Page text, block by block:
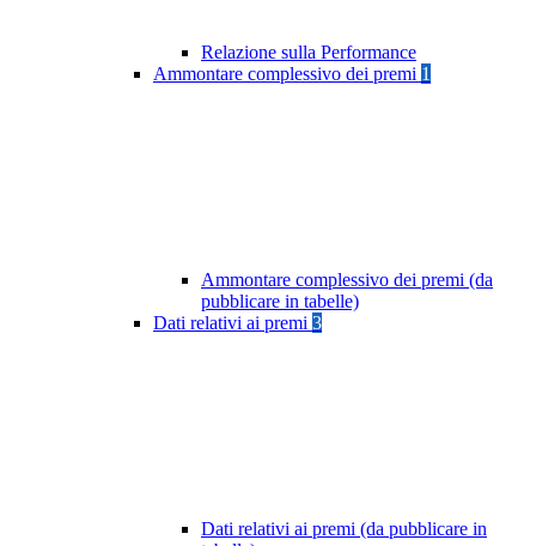
Relazione sulla Performance
Ammontare complessivo dei premi 1
Ammontare complessivo dei premi (da
pubblicare in tabelle)
Dati relativi ai premi 3
Dati relativi ai premi (da pubblicare in